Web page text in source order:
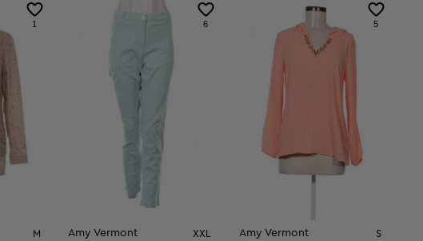
1
M
6
Amy Vermont XXL
5
Amy Vermont S